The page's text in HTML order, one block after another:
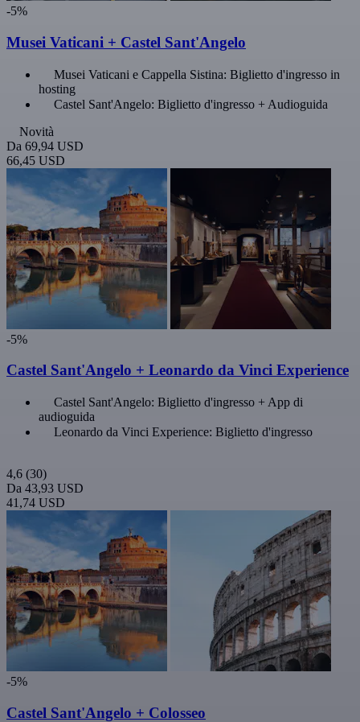
-5%
Musei Vaticani + Castel Sant'Angelo
Musei Vaticani e Cappella Sistina: Biglietto d'ingresso in
hosting
Castel Sant'Angelo: Biglietto d'ingresso + Audioguida
Novità
Da 69,94 USD
66,45 USD
-5%
Castel Sant'Angelo + Leonardo da Vinci Experience
Castel Sant'Angelo: Biglietto d'ingresso + App di
audioguida
Leonardo da Vinci Experience: Biglietto d'ingresso
4,6 (30)
Da 43,93 USD
41,74 USD
-5%
Castel Sant'Angelo + Colosseo